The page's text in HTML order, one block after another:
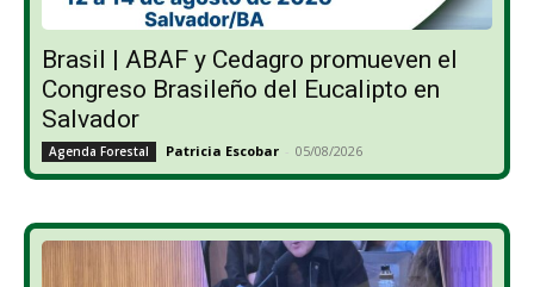
Brasil | ABAF y Cedagro promueven el
Congreso Brasileño del Eucalipto en
Salvador
Agenda Forestal Patricia Escobar - 05/08/2026